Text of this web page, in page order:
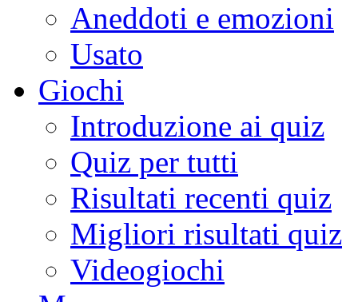
Aneddoti e emozioni
Usato
Giochi
Introduzione ai quiz
Quiz per tutti
Risultati recenti quiz
Migliori risultati quiz
Videogiochi